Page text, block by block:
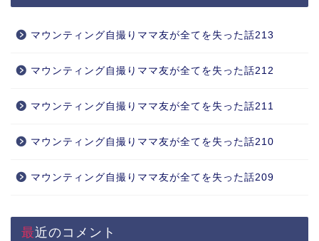
マウンティング自撮りママ友が全てを失った話213
マウンティング自撮りママ友が全てを失った話212
マウンティング自撮りママ友が全てを失った話211
マウンティング自撮りママ友が全てを失った話210
マウンティング自撮りママ友が全てを失った話209
最近のコメント